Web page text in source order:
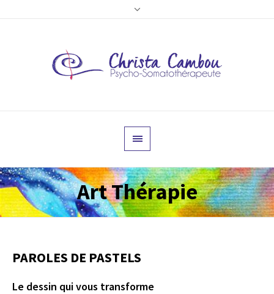
Art Thérapie
PAROLES DE PASTELS
Le dessin qui vous transforme